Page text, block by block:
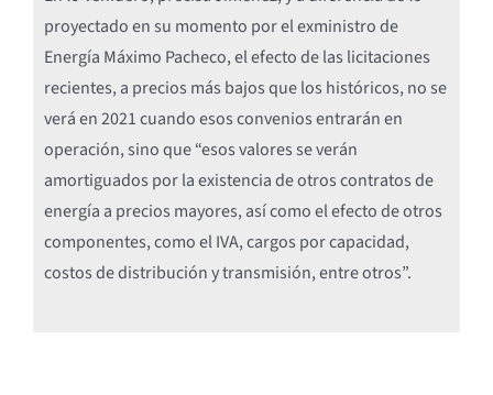
proyectado en su momento por el exministro de
Energía Máximo Pacheco, el efecto de las licitaciones
recientes, a precios más bajos que los históricos, no se
verá en 2021 cuando esos convenios entrarán en
operación, sino que “esos valores se verán
amortiguados por la existencia de otros contratos de
energía a precios mayores, así como el efecto de otros
componentes, como el IVA, cargos por capacidad,
costos de distribución y transmisión, entre otros”.